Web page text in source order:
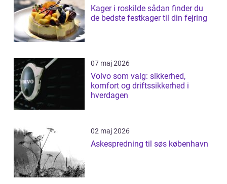
Kager i roskilde sådan finder du
de bedste festkager til din fejring
07 maj 2026
Volvo som valg: sikkerhed,
komfort og driftssikkerhed i
hverdagen
02 maj 2026
Askespredning til søs københavn